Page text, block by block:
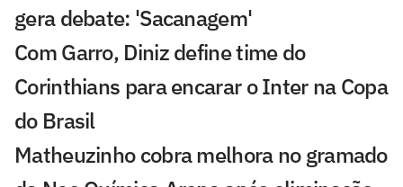
gera debate: 'Sacanagem'
Com Garro, Diniz define time do
Corinthians para encarar o Inter na Copa
do Brasil
Matheuzinho cobra melhora no gramado